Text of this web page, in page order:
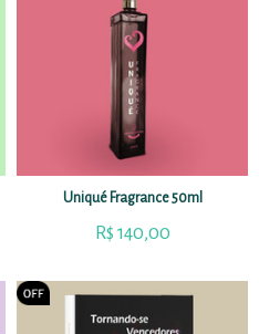
Uniqué Fragrance 50ml
R$ 140,00